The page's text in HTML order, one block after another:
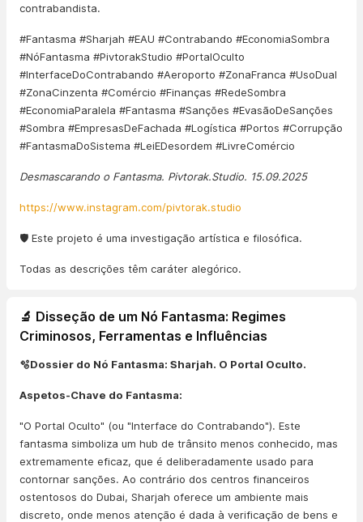
contrabandista.
#Fantasma #Sharjah #EAU #Contrabando #EconomiaSombra
#NóFantasma #PivtorakStudio #PortalOculto
#InterfaceDoContrabando #Aeroporto #ZonaFranca #UsoDual
#ZonaCinzenta #Comércio #Finanças #RedeSombra
#EconomiaParalela #Fantasma #Sanções #EvasãoDeSanções
#Sombra #EmpresasDeFachada #Logística #Portos #Corrupção
#FantasmaDoSistema #LeiEDesordem #LivreComércio
Desmascarando o Fantasma. Pivtorak.Studio. 15.09.2025
https://www.instagram.com/pivtorak.studio
🛡️ Este projeto é uma investigação artística e filosófica.
Todas as descrições têm caráter alegórico.
🔬 Disseção de um Nó Fantasma: Regimes
Criminosos, Ferramentas e Influências
🫧Dossier do Nó Fantasma: Sharjah. O Portal Oculto.
Aspetos-Chave do Fantasma:
"O Portal Oculto" (ou "Interface do Contrabando"). Este
fantasma simboliza um hub de trânsito menos conhecido, mas
extremamente eficaz, que é deliberadamente usado para
contornar sanções. Ao contrário dos centros financeiros
ostentosos do Dubai, Sharjah oferece um ambiente mais
discreto, onde menos atenção é dada à verificação de bens e